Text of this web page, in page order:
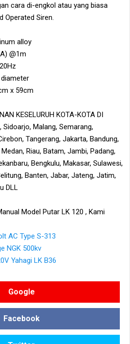
cara di-engkol atau yang biasa
Operated Siren.
alloy
@1m
x 59cm
KESELURUH KOTA-KOTA DI
Sidoarjo, Malang, Semarang,
Tangerang, Jakarta, Bandung,
Riau, Batam, Jambi, Padang,
Bengkulu, Makasar, Sulawesi,
Banten, Jabar, Jateng, Jatim,
DLL
Model Putar LK 120 , Kami
AC Type S-313
NGK 500kv
Yahagi LK B36
Google
Facebook